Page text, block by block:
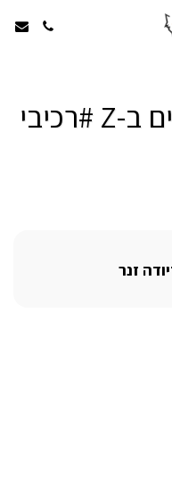
מילון מונחים - ערכים ב-Z #רכיבי